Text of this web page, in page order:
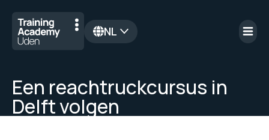
NL
Een reachtruckcursus in
Delft volgen